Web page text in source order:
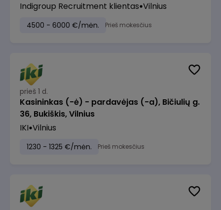
Indigroup Recruitment klientas Vilnius
4500 - 6000 €/mėn. Prieš mokesčius
prieš 1 d.
Kasininkas (-ė) - pardavėjas (-a), Bičiulių g.
36, Bukiškis, Vilnius
IKI Vilnius
1230 - 1325 €/mėn. Prieš mokesčius